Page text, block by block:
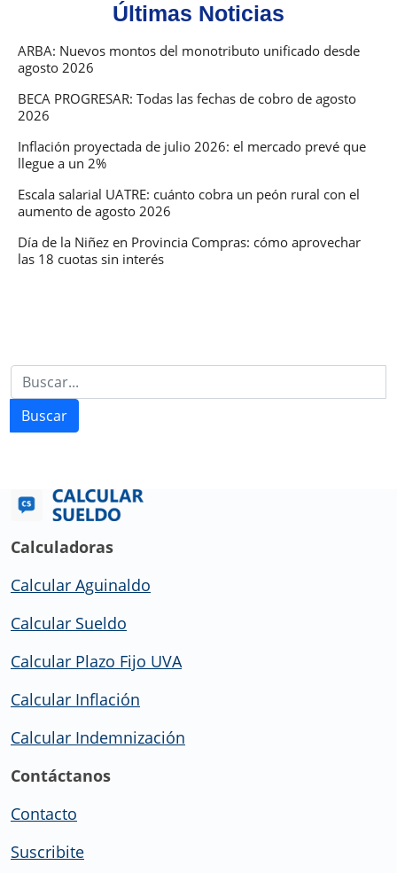
Últimas Noticias
ARBA: Nuevos montos del monotributo unificado desde
agosto 2026
BECA PROGRESAR: Todas las fechas de cobro de agosto
2026
Inflación proyectada de julio 2026: el mercado prevé que
llegue a un 2%
Escala salarial UATRE: cuánto cobra un peón rural con el
aumento de agosto 2026
Día de la Niñez en Provincia Compras: cómo aprovechar
las 18 cuotas sin interés
Buscar
Calculadoras
Calcular Aguinaldo
Calcular Sueldo
Calcular Plazo Fijo UVA
Calcular Inflación
Calcular Indemnización
Contáctanos
Contacto
Suscribite